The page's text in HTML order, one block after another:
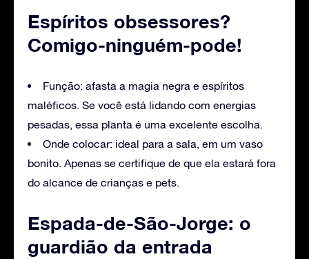
Espíritos obsessores?
Comigo-ninguém-pode!
Função: afasta a magia negra e espíritos
maléficos. Se você está lidando com energias
pesadas, essa planta é uma excelente escolha.
Onde colocar: ideal para a sala, em um vaso
bonito. Apenas se certifique de que ela estará fora
do alcance de crianças e pets.
Espada-de-São-Jorge: o
guardião da entrada